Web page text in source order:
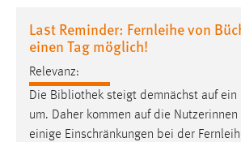
Last Reminder: Fernleihe von
einen Tag möglich!
Relevanz:
Die Bibliothek steigt demnächst auf ein
um. Daher kommen auf die
einige Einschränkungen bei der
staticfilecache
Für performante Seitenauslieferung wird
gespeichert, ob man eingeloggt ist.